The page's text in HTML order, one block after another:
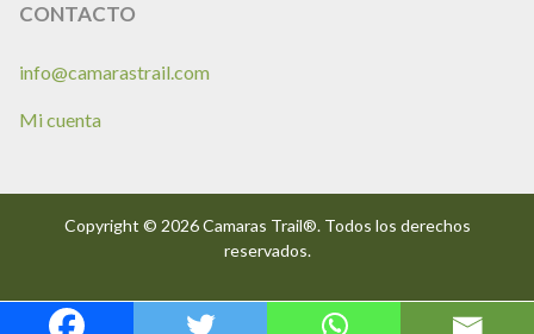
CONTACTO
info@camarastrail.com
Mi cuenta
Copyright © 2026 Camaras Trail®. Todos los derechos
reservados.